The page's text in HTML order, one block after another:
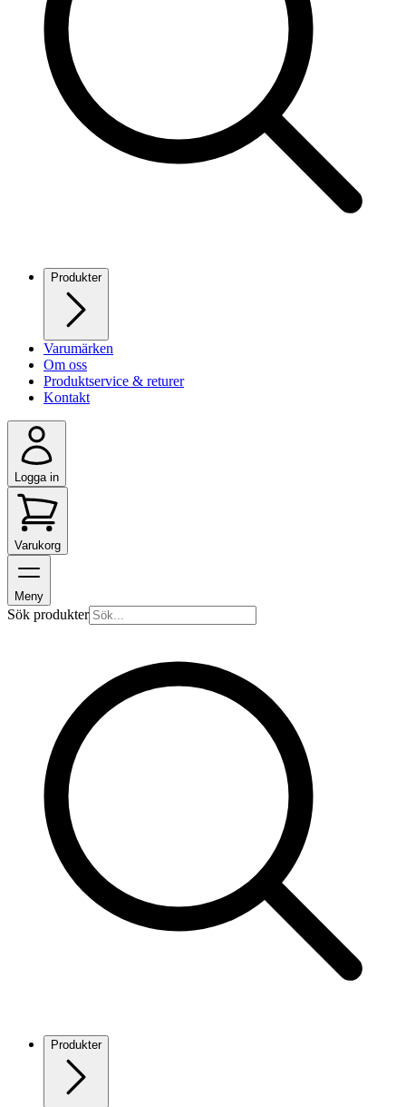
Produkter
Varumärken
Om oss
Produktservice & returer
Kontakt
Logga in
Varukorg
Meny
Sök produkter
Produkter